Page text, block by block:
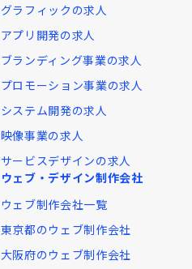
グラフィックの求人
アプリ開発の求人
ブランディング事業の求人
プロモーション事業の求人
システム開発の求人
映像事業の求人
サービスデザインの求人
ウェブ・デザイン制作会社
ウェブ制作会社一覧
東京都のウェブ制作会社
大阪府のウェブ制作会社